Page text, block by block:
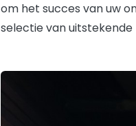
om het succes van uw
selectie van